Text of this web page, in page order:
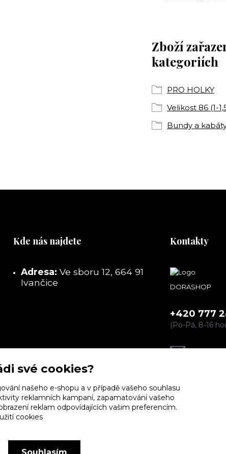
Zboží
kategoriích
PRO HOLKY
Velikost 86 (1-
Bundy a
Kde nás najdete
Adresa: Ve sboru 12, 664 91
Ivančice
Kontakty
DORASHOP
+420 777
(Po-Pá, 8-16
své cookies?
našeho e-shopu a v případě vašeho souhlasu
reklamních kampaní, zapamatování vašeho
reklam odpovídajících vašim preferencím.
cookies